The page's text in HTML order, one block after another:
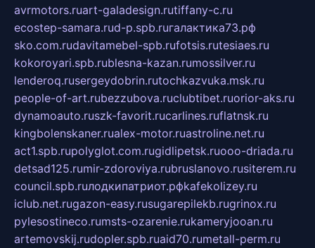
avrmotors.ruart-galadesign.rutiffany-c.ru
ecostep-samara.rud-p.spb.ruгалактика73.рф
sko.com.rudavitamebel-spb.rufotsis.rutesiaes.ru
kokoroyari.spb.rublesna-kazan.rumossilver.ru
lenderoq.rusergeydobrin.rutochkazvuka.msk.ru
people-of-art.rubezzubova.ruclubtibet.ruorior-aks.ru
dynamoauto.ruszk-favorit.rucarlines.ruflatnsk.ru
kingbolenskaner.rualex-motor.ruastroline.net.ru
act1.spb.rupolyglot.com.rugidlipetsk.ruooo-driada.ru
detsad125.rumir-zdoroviya.rubruslanovo.rusiterem.ru
council.spb.ruлодкипатриот.рфkafekolizey.ru
iclub.net.rugazon-easy.rusugarepilekb.rugrinox.ru
pylesostineco.rumsts-ozarenie.rukameryjooan.ru
artemovskij.rudopler.spb.ruaid70.rumetall-perm.ru